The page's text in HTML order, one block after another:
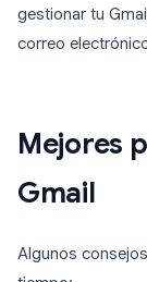
gestionar tu
correo
Mejores
Gmail
Algunos